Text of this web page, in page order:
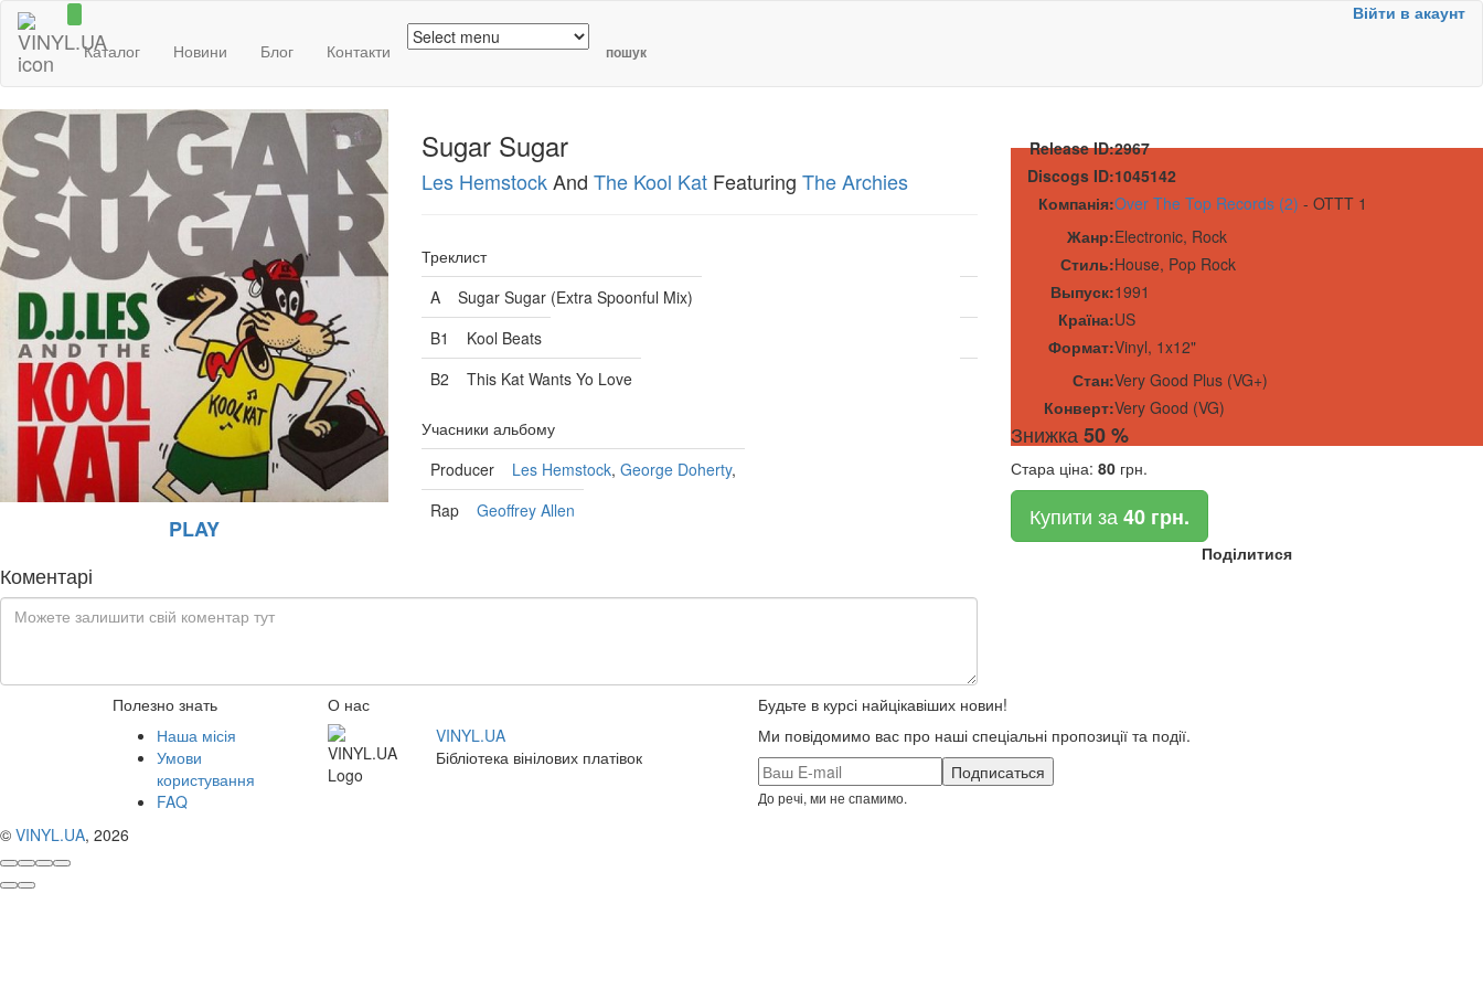
Війти в акаунт
Каталог
Новини Блог Контакти пошук
PLAY
Sugar Sugar
Les HemstockAnd The Kool Kat Featuring The Archies
Треклист
A
Sugar Sugar (Extra Spoonful Mix)
B1
Kool Beats
B2
This Kat Wants Yo Love
Учасники альбому
Producer
Les Hemstock, George Doherty,
Rap
Geoffrey Allen
Коментарі
Release ID:2967
Discogs ID:1045142
Компанія:Over The Top Records (2) - OTTT 1
Жанр:Electronic, Rock
Стиль:House, Pop Rock
Выпуск:1991
Країна:US
Формат:Vinyl, 1x12"
Стан:Very Good Plus (VG+)
Конверт:Very Good (VG)
Знижка 50 %
Стара ціна: 80 грн.
Купити за 40 грн.
Поділитися
Полезно знать
Наша місія
Умови
користування
FAQ
О нас
VINYL.UA
Бібліотека вінілових платівок
Будьте в курсі найцікавіших новин!
Ми повідомимо вас про наші спеціальні пропозиції та події.
До речі, ми не спамимо.
© VINYL.UA, 2026